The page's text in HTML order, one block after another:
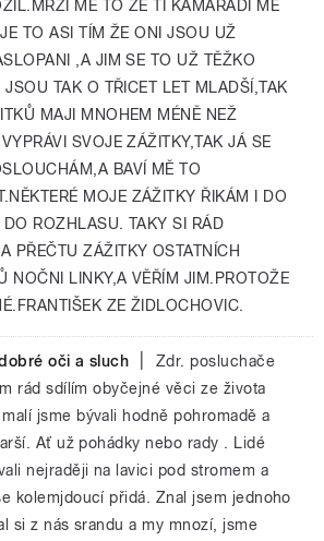
MĚ TO ŽE TI KAMARÁDI MĚ
TO ASI TÍM ŽE ONI JSOU UŽ
,A JIM SE TO UŽ TĚŽKO
JSOU TAK O TŘICET LET MLADŠÍ,TAK
MAJI MNOHEM MÉNĚ NEŽ
SVOJE ZÁŽITKY,TAK JÁ SE
BAVÍ MĚ TO
MOJE ZÁŽITKY ŘIKÁM I DO
ROZHLASU. TAKY SI RÁD
PŘEČTU ZÁŽITKY OSTATNÍCH
NOČNI LINKY,A VĚŘÍM JIM.PROTOŽE
ZE ŽIDLOCHOVIC.
oči a sluch
Zdr. posluchače
rád sdílím obyčejné věci ze života
jsme bývali hodně pohromadě a
Ať už pohádky nebo rady . Lidé
nejraději na lavici pod stromem a
kolemjdoucí přidá. Znal jsem jednoho
si z nás srandu a my mnozí, jsme